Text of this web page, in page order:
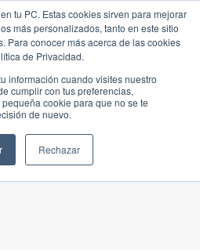
tu PC. Estas cookies sirven para mejorar
más personalizados, tanto en este sitio
Para conocer más acerca de las cookies
de Privacidad.
información cuando visites nuestro
cumplir con tus preferencias,
cookie para que no se te
de nuevo.
Rechazar